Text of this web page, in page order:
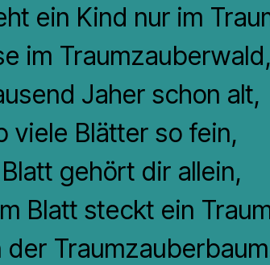
ein Kind nur im
im Traumzauberwald,
Jaher schon alt,
viele Blätter so fein,
gehört dir allein,
Blatt steckt ein
der